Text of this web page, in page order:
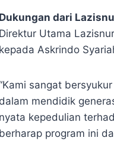
Dukungan dari
Direktur Utama
kepada Askrindo
sangat
dalam mendidik
nyata kepedulian
berharap program ini